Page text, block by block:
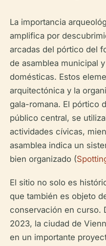
La importancia
amplifica por
arcadas del pórtico del
de asamblea municipal
domésticas. Estos
arquitectónica y la
gala-romana. El pórtico
público central, se
actividades cívicas,
asamblea indica un
bien organizado (
El sitio no solo es
que también es objeto
conservación en curso.
2023, la ciudad de
en un importante